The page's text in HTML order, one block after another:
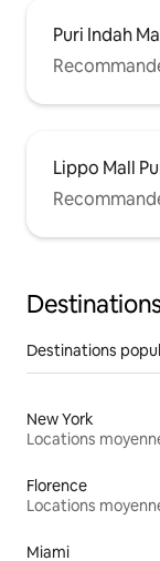
Puri Indah
Lippo Mall
Destinations
New York
Florence
Miami